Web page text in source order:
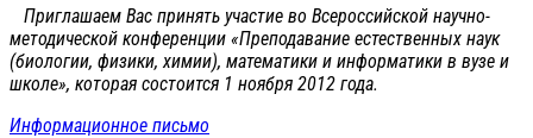
Приглашаем Вас принять участие во Всероссийской научно-
методической конференции «Преподавание естественных наук
(биологии, физики, химии), математики и информатики в вузе и
школе», которая состоится 1 ноября 2012 года.
Информационное письмо